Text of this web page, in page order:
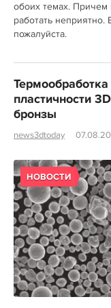
обоих темах. Причем
работать
пожалуйста.
пластичности
бронзы
news3dtoday
НОВОСТИ